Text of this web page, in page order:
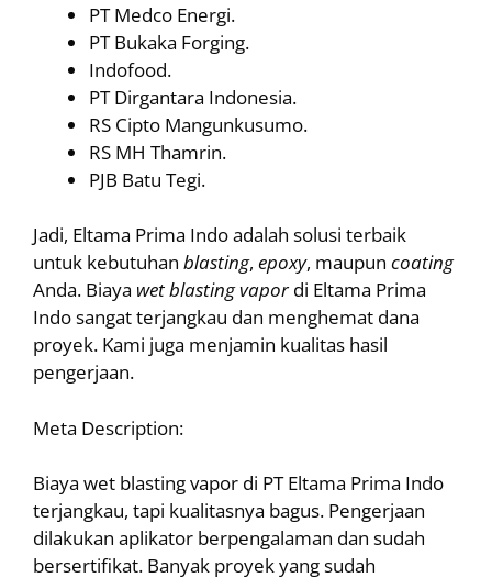
PT Medco Energi.
PT Bukaka Forging.
Indofood.
PT Dirgantara Indonesia.
RS Cipto Mangunkusumo.
RS MH Thamrin.
PJB Batu Tegi.
Jadi, Eltama Prima Indo adalah solusi terbaik
untuk kebutuhan blasting, epoxy, maupun coating
Anda. Biaya wetblastingvapordi Eltama Prima
Indo sangat terjangkau dan menghemat dana
proyek. Kami juga menjamin kualitas hasil
pengerjaan.
Meta Description:
Biaya wet blasting vapor di PT Eltama Prima Indo
terjangkau, tapi kualitasnya bagus. Pengerjaan
dilakukan aplikator berpengalaman dan sudah
bersertifikat. Banyak proyek yang sudah